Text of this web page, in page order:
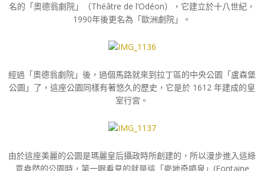
名的「奧德翁劇院」（Théâtre de l’Odéon），它建立於十八世紀，
1990年後更名為「歐洲劇院」。
經過「奧德翁劇院」後，過個馬路就來到拉丁區的中央公園「盧森堡
公園」了，這座公園同樣有著悠久的歷史，它是於 1612 年建成的皇
室行宮。
由於這座美麗的公園是瑪麗皇后攝政時所創建的，所以漫步進入這綠
意盎然的公園時，第一眼看見的就是這「麥地奇噴泉」(Fontaine